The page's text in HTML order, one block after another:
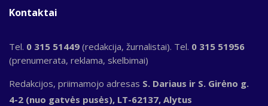
Kontaktai
Tel. 0 315 51449 (redakcija, žurnalistai). Tel. 0 315 51956
(prenumerata, reklama, skelbimai)
Redakcijos, priimamojo adresas S. Dariaus ir S. Girėno g.
4-2 (nuo gatvės pusės), LT-62137, Alytus